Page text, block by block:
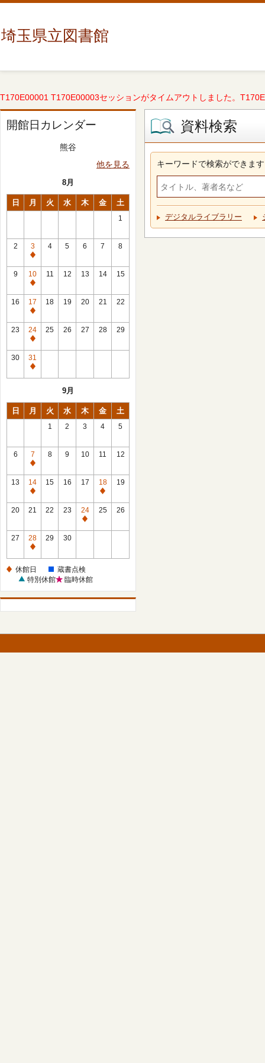
埼玉県立図書館
T170E00001 T170E00003セッションがタイムアウトしました。
開館日カレンダー
熊谷
他を見る
8月
日 月 火 水 木 金 土
1
2
3
休
館
日
4 5 6 7 8
9
10
休
館
日
11 12 13 14 15
16
17
休
館
日
18 19 20 21 22
23
24
休
館
日
25 26 27 28 29
30
31
休
9月
日 月 火 水 木 金 土
1 2 3 4 5
6
7
休
館
日
8 9 10 11 12
13
14
休
館
15 16 17
18
休
館
19
20 21 22 23
24
休
25 26
27
28
休
日
29 30
休館日
蔵書点検
特別休館
臨時休館
資料検索
キーワードで検索ができます
デジタルライブラリー